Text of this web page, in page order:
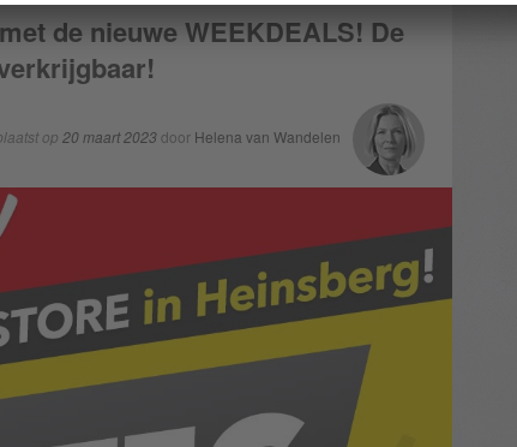
de nieuwe WEEKDEALS! De
op 20 maart 2023door Helena van Wandelen